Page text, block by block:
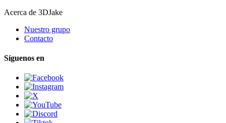
Acerca de 3DJake
Nuestro grupo
Contacto
Síguenos en